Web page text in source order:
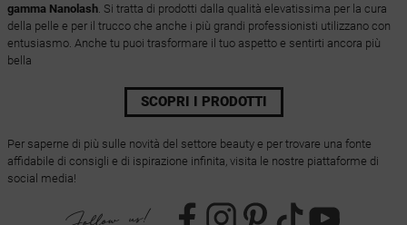
gamma Nanolash. Si tratta di prodotti dalla qualità elevatissima per la cura
della pelle e per il trucco che anche i più grandi professionisti utilizzano con
entusiasmo. Anche tu puoi trasformare il tuo aspetto e sentirti ancora più
bella
SCOPRI I PRODOTTI
Per saperne di più sulle novità del settore beauty e per trovare una fonte
affidabile di consigli e di ispirazione infinita, visita le nostre piattaforme di
social media!